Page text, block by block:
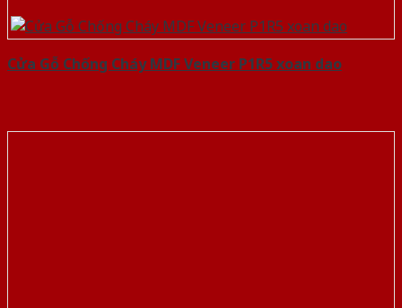
Cửa Gỗ Chống Cháy MDF Veneer P1R5 xoan dao